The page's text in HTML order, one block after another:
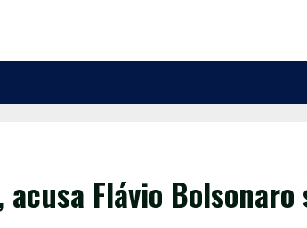
Flávio Bolsonaro